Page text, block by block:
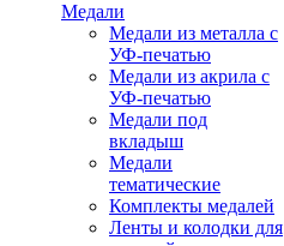
Медали
Медали из металла с
УФ-печатью
Медали из акрила с
УФ-печатью
Медали под
вкладыш
Медали
тематические
Комплекты медалей
Ленты и колодки для